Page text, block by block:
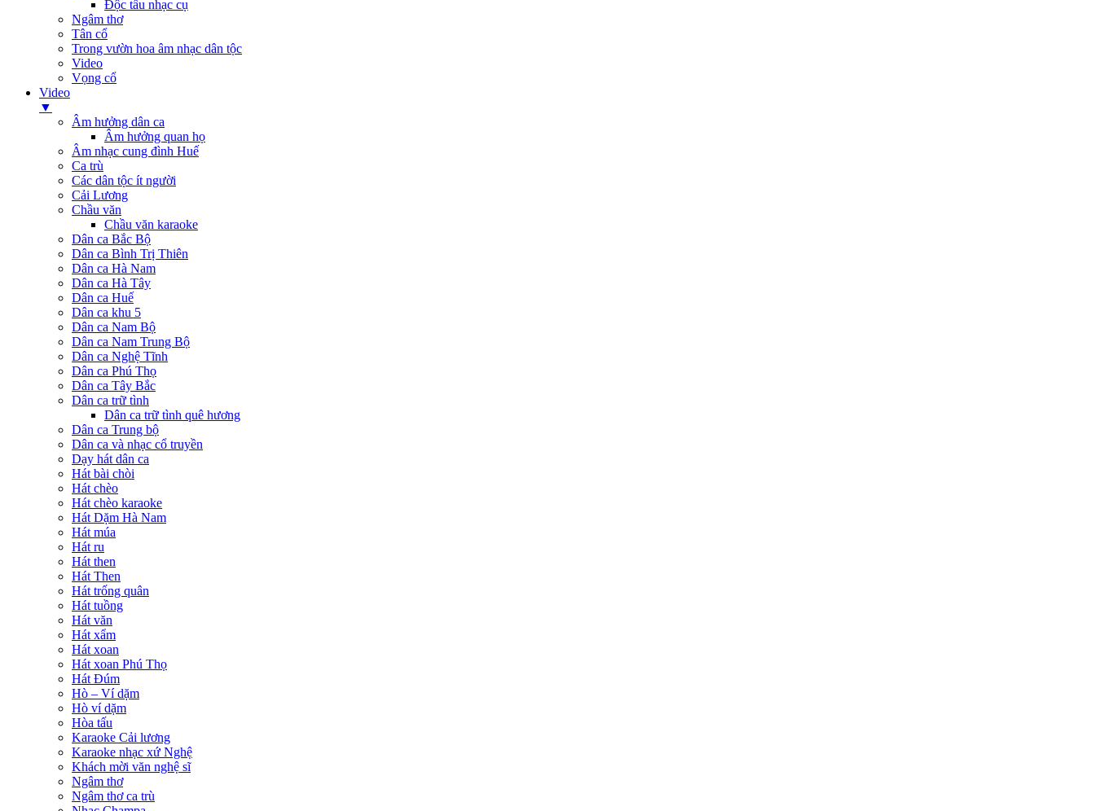
Độc tấu nhạc cụ
Ngâm thơ
Tân cổ
Trong vườn hoa âm nhạc dân tộc
Video
Vọng cổ
Video
▼
Âm hưởng dân ca
Âm hưởng quan họ
Âm nhạc cung đình Huế
Ca trù
Các dân tộc ít người
Cải Lương
Chầu văn
Chầu văn karaoke
Dân ca Bắc Bộ
Dân ca Bình Trị Thiên
Dân ca Hà Nam
Dân ca Hà Tây
Dân ca Huế
Dân ca khu 5
Dân ca Nam Bộ
Dân ca Nam Trung Bộ
Dân ca Nghệ Tĩnh
Dân ca Phú Thọ
Dân ca Tây Bắc
Dân ca trữ tình
Dân ca trữ tình quê hương
Dân ca Trung bộ
Dân ca và nhạc cổ truyền
Dạy hát dân ca
Hát bài chòi
Hát chèo
Hát chèo karaoke
Hát Dặm Hà Nam
Hát múa
Hát ru
Hát then
Hát Then
Hát trống quân
Hát tuồng
Hát văn
Hát xẩm
Hát xoan
Hát xoan Phú Thọ
Hát Đúm
Hò – Ví dặm
Hò ví dặm
Hòa tấu
Karaoke Cải lương
Karaoke nhạc xứ Nghệ
Khách mời văn nghệ sĩ
Ngâm thơ
Ngâm thơ ca trù